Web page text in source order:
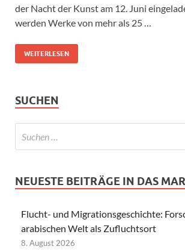
der Nacht der Kunst am 12. Juni
werden Werke von mehr als 25 …
WEITERLESEN
SUCHEN
NEUESTE BEITRÄGE IN DAS
Flucht- und Migrationsgeschichte:
arabischen Welt als Zufluchtsort
8. August 2026